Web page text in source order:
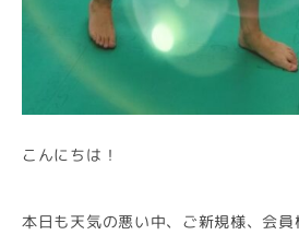
こんにちは！
本日も天気の悪い中、ご新規様、会